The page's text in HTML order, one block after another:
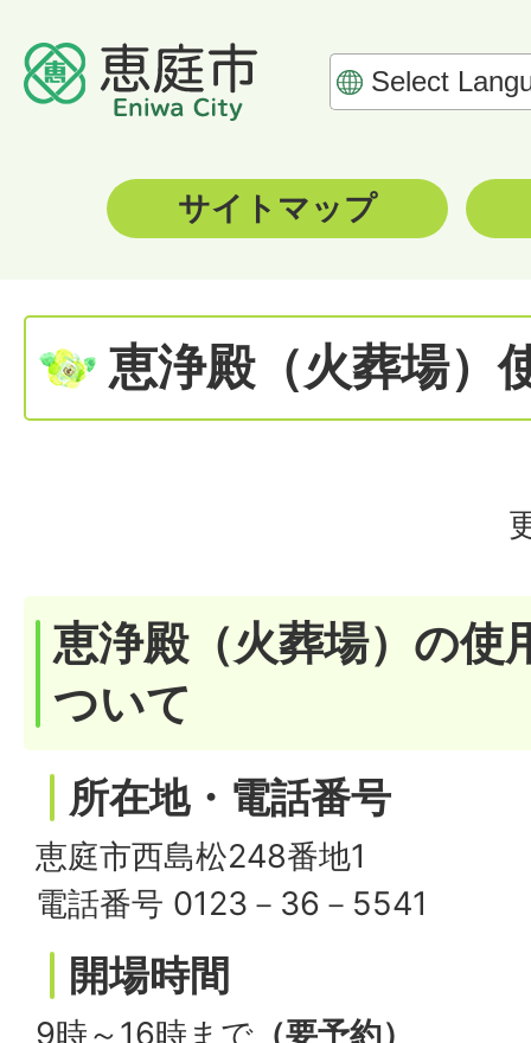
サイトマップ
恵浄殿（火葬場）
恵浄殿（火葬場）の使
ついて
所在地・電話番号
恵庭市西島松248番地1
電話番号 0123－36－5541
開場時間
9時～16時まで （要予約）